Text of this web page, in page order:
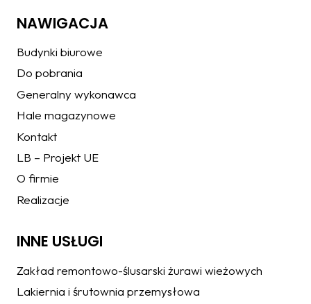
NAWIGACJA
Budynki biurowe
Do pobrania
Generalny wykonawca
Hale magazynowe
Kontakt
LB – Projekt UE
O firmie
Realizacje
INNE USŁUGI
Zakład remontowo-ślusarski żurawi wieżowych
Lakiernia i śrutownia przemysłowa